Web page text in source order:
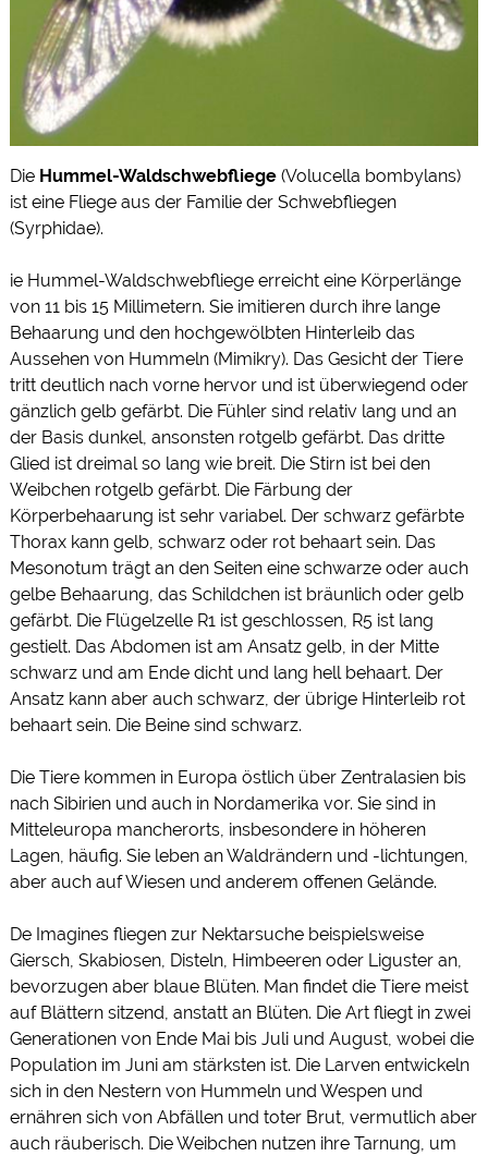
Die Hummel-Waldschwebfliege(Volucella bombylans)
ist eine Fliege aus der Familie der Schwebfliegen
(Syrphidae).
ie Hummel-Waldschwebfliege erreicht eine Körperlänge
von 11 bis 15 Millimetern. Sie imitieren durch ihre lange
Behaarung und den hochgewölbten Hinterleib das
Aussehen von Hummeln (Mimikry). Das Gesicht der Tiere
tritt deutlich nach vorne hervor und ist überwiegend oder
gänzlich gelb gefärbt. Die Fühler sind relativ lang und an
der Basis dunkel, ansonsten rotgelb gefärbt. Das dritte
Glied ist dreimal so lang wie breit. Die Stirn ist bei den
Weibchen rotgelb gefärbt. Die Färbung der
Körperbehaarung ist sehr variabel. Der schwarz gefärbte
Thorax kann gelb, schwarz oder rot behaart sein. Das
Mesonotum trägt an den Seiten eine schwarze oder auch
gelbe Behaarung, das Schildchen ist bräunlich oder gelb
gefärbt. Die Flügelzelle R1 ist geschlossen, R5 ist lang
gestielt. Das Abdomen ist am Ansatz gelb, in der Mitte
schwarz und am Ende dicht und lang hell behaart. Der
Ansatz kann aber auch schwarz, der übrige Hinterleib rot
behaart sein. Die Beine sind schwarz.
Die Tiere kommen in Europa östlich über Zentralasien bis
nach Sibirien und auch in Nordamerika vor. Sie sind in
Mitteleuropa mancherorts, insbesondere in höheren
Lagen, häufig. Sie leben an Waldrändern und -lichtungen,
aber auch auf Wiesen und anderem offenen Gelände.
De Imagines fliegen zur Nektarsuche beispielsweise
Giersch, Skabiosen, Disteln, Himbeeren oder Liguster an,
bevorzugen aber blaue Blüten. Man findet die Tiere meist
auf Blättern sitzend, anstatt an Blüten. Die Art fliegt in zwei
Generationen von Ende Mai bis Juli und August, wobei die
Population im Juni am stärksten ist. Die Larven entwickeln
sich in den Nestern von Hummeln und Wespen und
ernähren sich von Abfällen und toter Brut, vermutlich aber
auch räuberisch. Die Weibchen nutzen ihre Tarnung, um